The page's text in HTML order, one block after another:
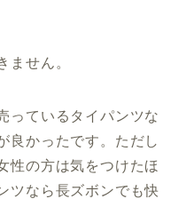
ません。
っているタイパンツな
良かったです。ただし
性の方は気をつけたほ
ツなら長ズボンでも快